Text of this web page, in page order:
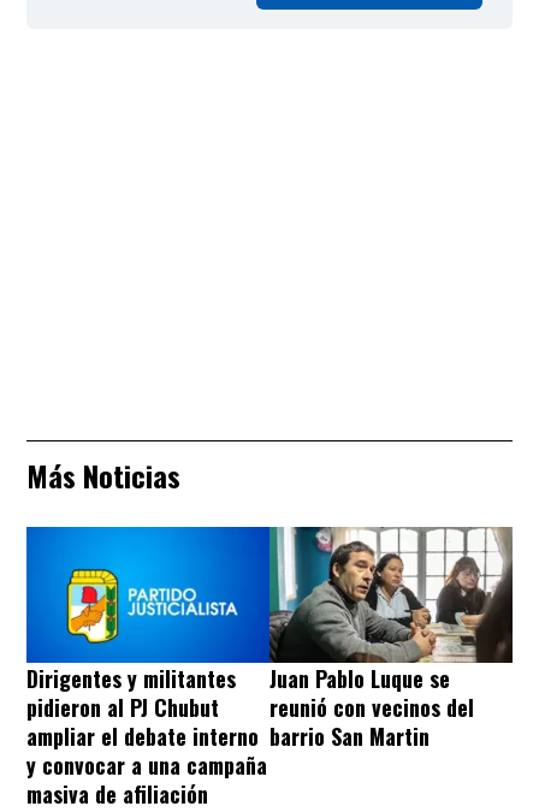
Más Noticias
Dirigentes y militantes
pidieron al PJ Chubut
ampliar el debate interno
y convocar a una campaña
masiva de afiliación
Juan Pablo Luque se
reunió con vecinos del
barrio San Martin